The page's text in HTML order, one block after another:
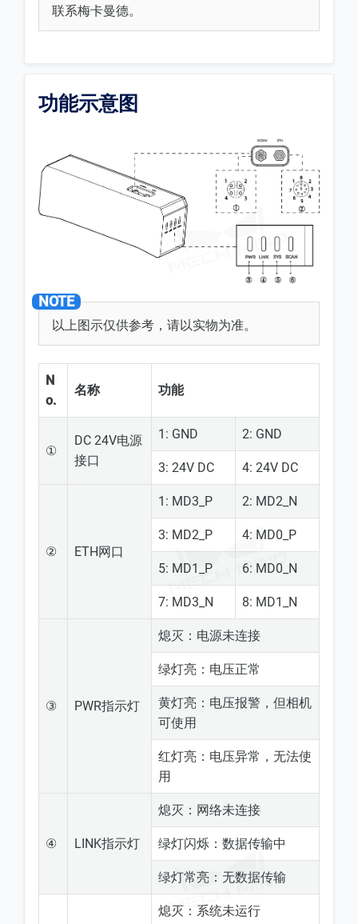
联系梅卡曼德。
功能示意图
以上图示仅供参考，请以实物为准。
N
o.
名称 功能
①
DC 24V电源
接口
1: GND 2: GND
3: 24V DC 4: 24V DC
② ETH网口
1: MD3_P 2: MD2_N
3: MD2_P 4: MD0_P
5: MD1_P 6: MD0_N
7: MD3_N 8: MD1_N
③ PWR指示灯
熄灭：电源未连接
绿灯亮：电压正常
黄灯亮：电压报警，但相机
可使用
红灯亮：电压异常，无法使
用
④ LINK指示灯
熄灭：网络未连接
绿灯闪烁：数据传输中
绿灯常亮：无数据传输
熄灭：系统未运行